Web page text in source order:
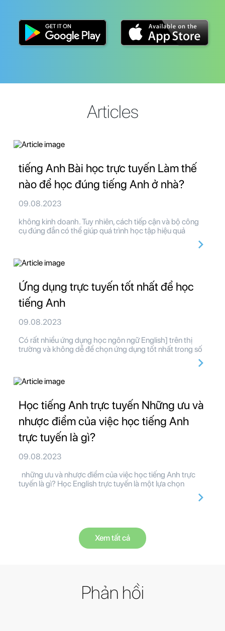
Articles
tiếng Anh Bài học trực tuyến Làm thế
nào để học đúng tiếng Anh ở nhà?
09.08.2023
không kinh doanh. Tuy nhiên, cách tiếp cận và bộ công
cụ đúng đắn có thể giúp quá trình học tập hiệu quả
Ứng dụng trực tuyến tốt nhất để học
tiếng Anh
09.08.2023
Có rất nhiều ứng dụng học ngôn ngữ English] trên thị
trường và không dễ để chọn ứng dụng tốt nhất trong số
Học tiếng Anh trực tuyến Những ưu và
nhược điểm của việc học tiếng Anh
trực tuyến là gì?
09.08.2023
những ưu và nhược điểm của việc học tiếng Anh trực
tuyến là gì? Học English trực tuyến là một lựa chọn
Xem tất cả
Phản hồi